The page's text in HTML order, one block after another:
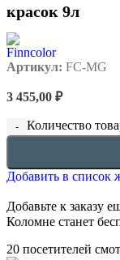
красок 9л
Артикул: FC-MG
3 455,00 ₽
Количество
Добавить в список
Добавьте к заказу
Коломне станет
20 посетителей